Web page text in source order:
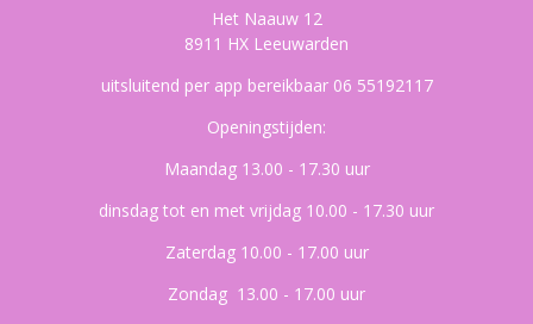
Het Naauw 12
8911 HX Leeuwarden
uitsluitend per app bereikbaar 06 55192117
Openingstijden:
Maandag 13.00 - 17.30 uur
dinsdag tot en met vrijdag 10.00 - 17.30 uur
Zaterdag 10.00 - 17.00 uur
Zondag 13.00 - 17.00 uur